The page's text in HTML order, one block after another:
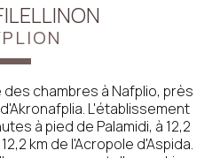
des chambres à Nafplio, près
L'établissement
à pied de Palamidi, à 12,2
km de l'Acropole d'Aspida.